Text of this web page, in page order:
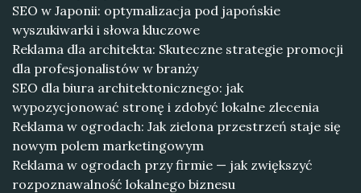
SEO w Japonii: optymalizacja pod japońskie
wyszukiwarki i słowa kluczowe
Reklama dla architekta: Skuteczne strategie promocji
dla profesjonalistów w branży
SEO dla biura architektonicznego: jak
wypozycjonować stronę i zdobyć lokalne zlecenia
Reklama w ogrodach: Jak zielona przestrzeń staje się
nowym polem marketingowym
Reklama w ogrodach przy firmie — jak zwiększyć
rozpoznawalność lokalnego biznesu